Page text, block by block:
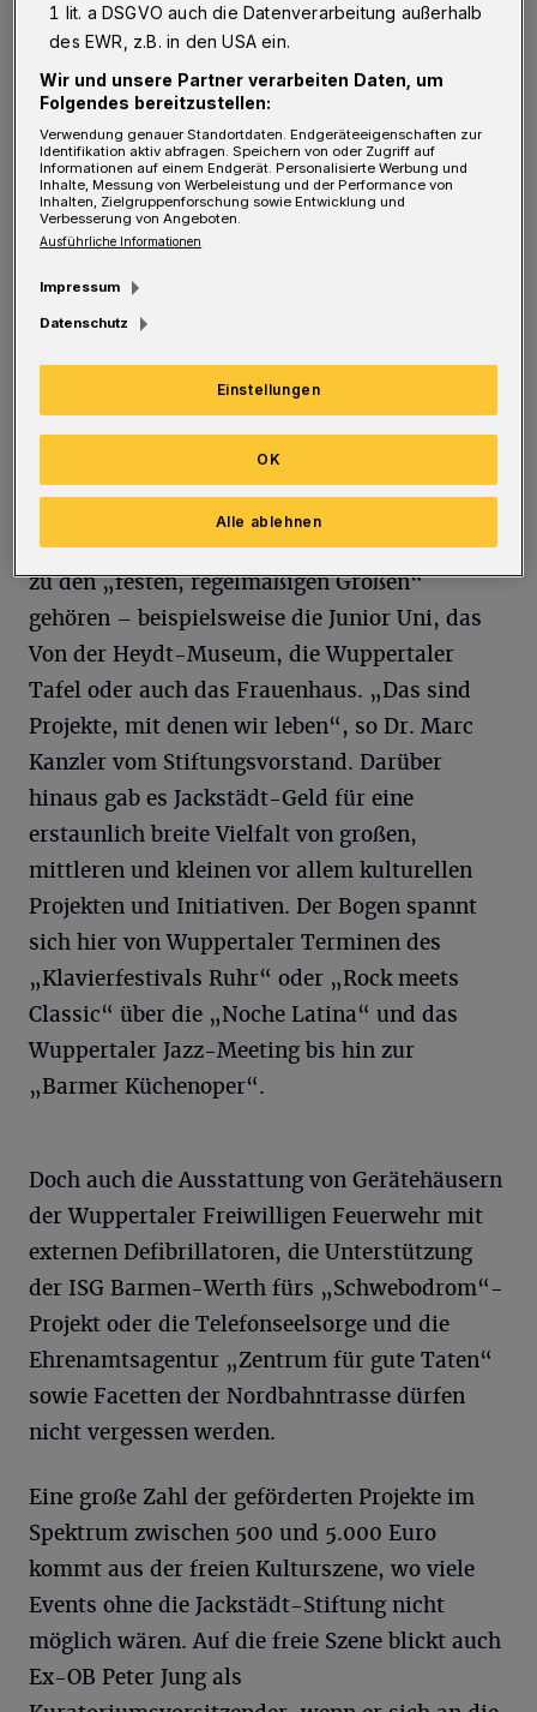
J etzt hat das Kuratorium „Kultur und
Soziales“, das sich ausschließlich auf
Wuppertal konzentriert (es gibt zwei weitere
Kuratorien für betriebswirtschaftliche und
medizinische Forschung im
deutschsprachigen Raum), seinen Bericht für
standen zur Verfügung: Erwirtschaftet wird
dieses Geld nur aus den Erträgen des
Stiftungsvermögens, das selbst unangetastet
bleiben muss. Etwa 150 Anträge auf Förderung
gleich groß ist.
Unterstützt hat die Stiftung Einrichtungen, die
zu den „festen, regelmäßigen Größen“
gehören – beispielsweise die Junior Uni, das
Von der Heydt-Museum, die Wuppertaler
Tafel oder auch das Frauenhaus. „Das sind
Projekte, mit denen wir leben“, so Dr. Marc
Kanzler vom Stiftungsvorstand. Darüber
hinaus gab es Jackstädt-Geld für eine
erstaunlich breite Vielfalt von großen,
mittleren und kleinen vor allem kulturellen
Projekten und Initiativen. Der Bogen spannt
sich hier von Wuppertaler Terminen des
„Klavierfestivals Ruhr“ oder „Rock meets
Classic“ über die „Noche Latina“ und das
Wuppertaler Jazz-Meeting bis hin zur
„Barmer Küchenoper“.
Doch auch die Ausstattung von Gerätehäusern
der Wuppertaler Freiwilligen Feuerwehr mit
externen Defibrillatoren, die Unterstützung
der ISG Barmen-Werth fürs „Schwebodrom“-
Projekt oder die Telefonseelsorge und die
Ehrenamtsagentur „Zentrum für gute Taten“
sowie Facetten der Nordbahntrasse dürfen
nicht vergessen werden.
Eine große Zahl der geförderten Projekte im
Spektrum zwischen 500 und 5.000 Euro
kommt aus der freien Kulturszene, wo viele
Events ohne die Jackstädt-Stiftung nicht
möglich wären. Auf die freie Szene blickt auch
Ex-OB Peter Jung als
1 lit. a DSGVO auch die Datenverarbeitung außerhalb
des EWR, z.B. in den USA ein.
Wir und unsere Partner verarbeiten Daten, um
Folgendes bereitzustellen:
Verwendung genauer Standortdaten. Endgeräteeigenschaften zur
Identifikation aktiv abfragen. Speichern von oder Zugriff auf
Informationen auf einem Endgerät. Personalisierte Werbung und
Inhalte, Messung von Werbeleistung und der Performance von
Inhalten, Zielgruppenforschung sowie Entwicklung und
Verbesserung von Angeboten.
Ausführliche Informationen
Impressum
Datenschutz
Einstellungen
Alle ablehnen
OK